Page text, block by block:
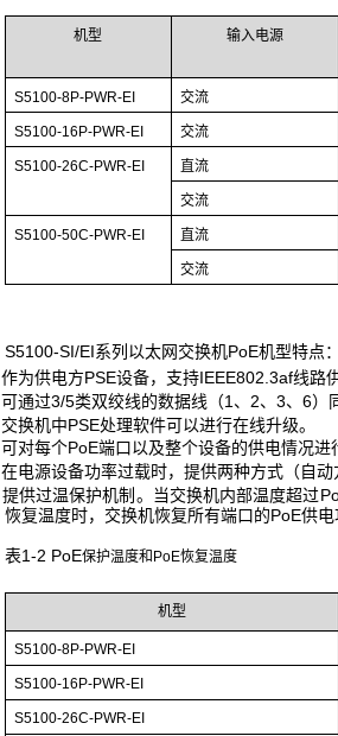
机型 输入电源
S5100-8P-PWR-EI 交流
S5100-16P-PWR-EI 交流
S5100-26C-PWR-EI 直流
交流
S5100-50C-PWR-EI 直流
交流
S5100-SI/EI系列以太网交换机PoE机型特点：
作为供电方PSE设备，支持IEEE802.3af线路
可通过3/5类双绞线的数据线（1、2、3、6）
交换机中PSE处理软件可以进行在线升级。
可对每个PoE端口以及整个设备的供电情况进
在电源设备功率过载时，提供两种方式（自动
提供过温保护机制。当交换机内部温度超过
恢复温度时，交换机恢复所有端口的PoE供
表1-2 PoE保护温度和PoE恢复温度
机型
S5100-8P-PWR-EI
S5100-16P-PWR-EI
S5100-26C-PWR-EI